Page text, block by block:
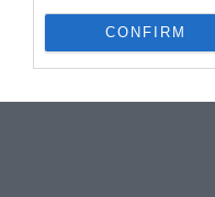
CONFIRM